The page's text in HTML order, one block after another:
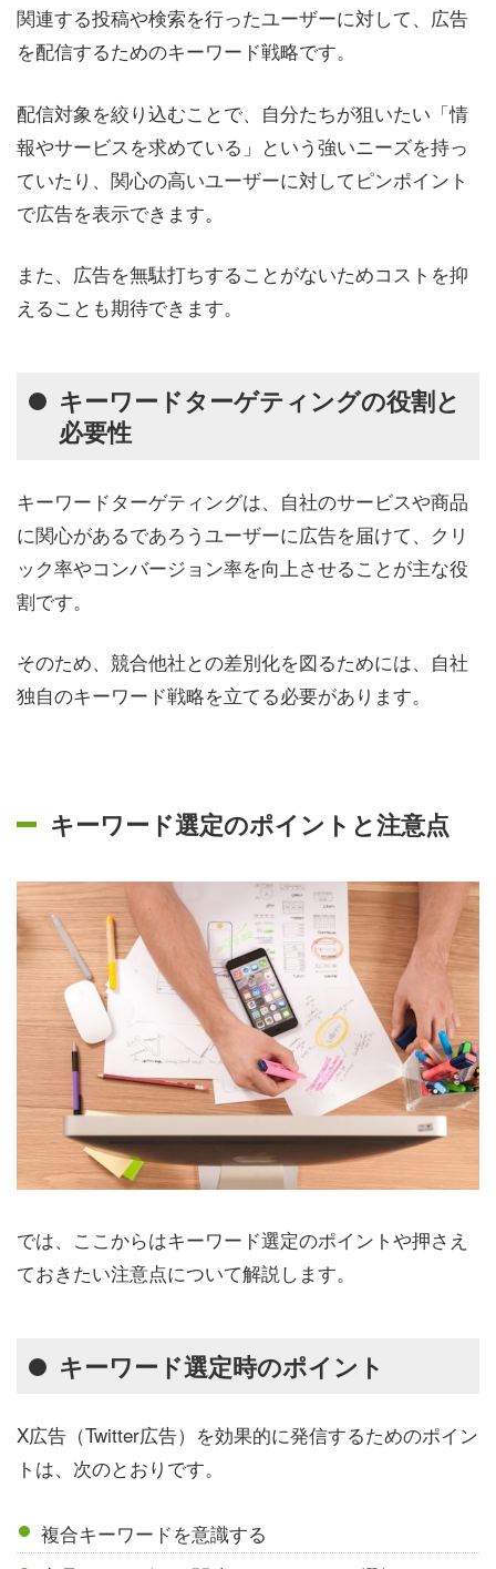
関連する投稿や検索を行ったユーザーに対して、広告
を配信するためのキーワード戦略です。
配信対象を絞り込むことで、自分たちが狙いたい「情
報やサービスを求めている」という強いニーズを持っ
ていたり、関心の高いユーザーに対してピンポイント
で広告を表示できます。
また、広告を無駄打ちすることがないためコストを抑
えることも期待できます。
キーワードターゲティングの役割と
必要性
キーワードターゲティングは、自社のサービスや商品
に関心があるであろうユーザーに広告を届けて、クリ
ック率やコンバージョン率を向上させることが主な役
割です。
そのため、競合他社との差別化を図るためには、自社
独自のキーワード戦略を立てる必要があります。
キーワード選定のポイントと注意点
では、ここからはキーワード選定のポイントや押さえ
ておきたい注意点について解説します。
キーワード選定時のポイント
X広告（Twitter広告）を効果的に発信するためのポイン
トは、次のとおりです。
複合キーワードを意識する